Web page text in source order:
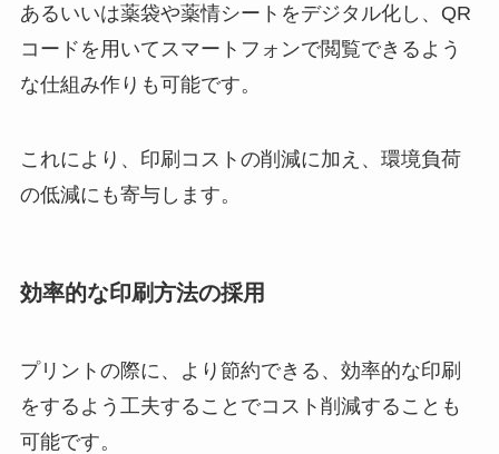
あるいいは薬袋や薬情シートをデジタル化し、QR
コードを用いてスマートフォンで閲覧できるよう
な仕組み作りも可能です。
これにより、印刷コストの削減に加え、環境負荷
の低減にも寄与します。
効率的な印刷方法の採用
プリントの際に、より節約できる、効率的な印刷
をするよう工夫することでコスト削減することも
可能です。